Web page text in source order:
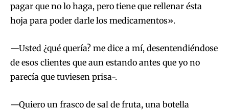
pagar que no lo haga, pero tiene que rellenar ésta
hoja para poder darle los medicamentos».
—Usted ¿qué quería? me dice a mí, desentendiéndose
de esos clientes que aun estando antes que yo no
parecía que tuviesen prisa-.
—Quiero un frasco de sal de fruta, una botella